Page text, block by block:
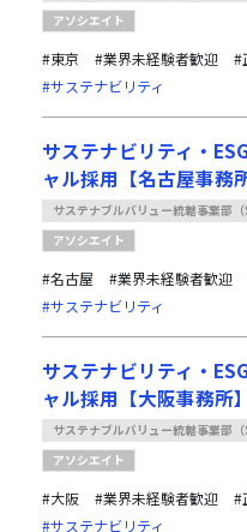
アソシエイト
#東京 #業界未経験者歓迎
#
#サステナビリティ
サステナビリティ・
ャル採用【名古屋事務所
サステナブルバリュー統轄事業部
アソシエイト
#名古屋 #業界未経験者歓迎
#サステナビリティ
サステナビリティ・
ャル採用【大阪事務所】
サステナブルバリュー統轄事業部
アソシエイト
#大阪 #業界未経験者歓迎
#
#サステナビリティ